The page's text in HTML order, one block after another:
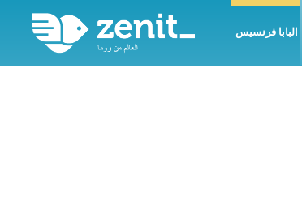
البابا فرنسيس